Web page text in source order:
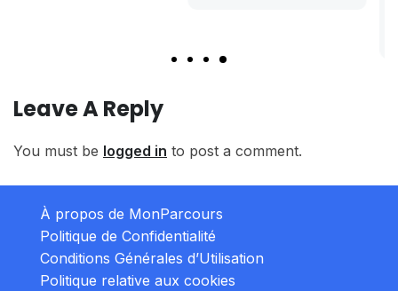
Leave A Reply
You must be logged in to post a comment.
À propos de MonParcours
Politique de Confidentialité
Conditions Générales d’Utilisation
Politique relative aux cookies